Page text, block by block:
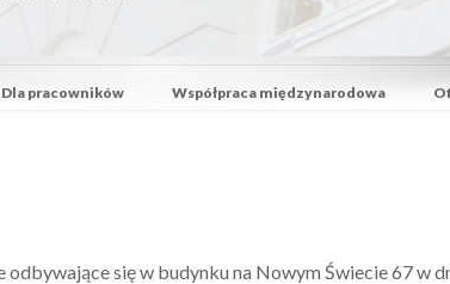
Dla pracowników Współpraca międzynarodowa
się w budynku na Nowym Świecie 67 w